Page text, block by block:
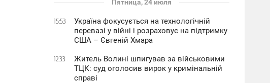
Пятница, 24 июля
15:53
Україна фокусується на технологічній
перевазі у війні і розраховує на підтримку
США – Євгеній Хмара
12:33
Житель Волині шпигував за військовими
ТЦК: суд оголосив вирок у кримінальній
справі